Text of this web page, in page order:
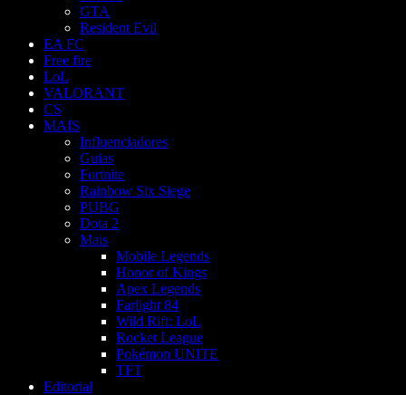
GTA
Resident Evil
EA FC
Free fire
LoL
VALORANT
CS
MAIS
Influenciadores
Guias
Fortnite
Rainbow Six Siege
PUBG
Dota 2
Mais
Mobile Legends
Honor of Kings
Apex Legends
Farlight 84
Wild Rift: LoL
Rocket League
Pokémon UNITE
TFT
Editorial